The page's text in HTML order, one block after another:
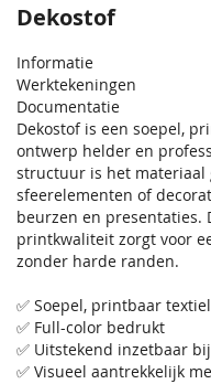
Dekostof
Informatie
Werktekeningen
Documentatie
Dekostof is een soepel,
ontwerp helder en
structuur is het materiaal
sfeerelementen of
beurzen en presentaties.
printkwaliteit zorgt voor
zonder harde randen.
✅ Soepel, printbaar textiel
✅ Full-color bedrukt
✅ Uitstekend inzetbaar
✅ Visueel aantrekkelijk